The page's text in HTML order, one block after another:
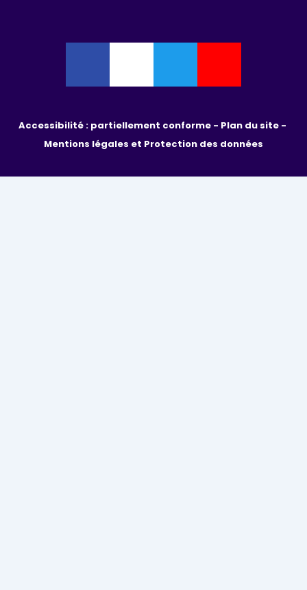
Accessibilité : partiellement conforme -
Mentions légales et Protection des données